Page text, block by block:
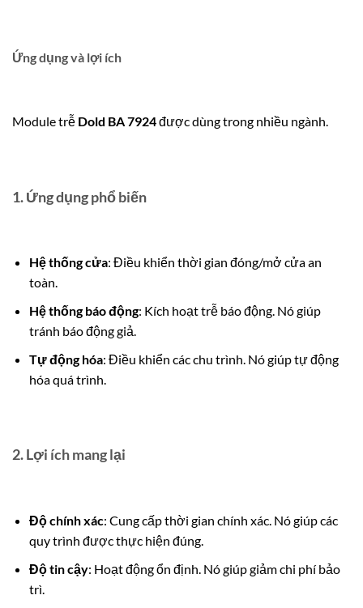
Ứng dụng và lợi ích
Module trễ Dold BA 7924được dùng trong nhiều ngành.
1. Ứng dụng phổ biến
Hệ thống cửa: Điều khiển thời gian đóng/mở cửa an
toàn.
Hệ thống báo động: Kích hoạt trễ báo động. Nó giúp
tránh báo động giả.
Tự động hóa: Điều khiển các chu trình. Nó giúp tự động
hóa quá trình.
2. Lợi ích mang lại
Độ chính xác: Cung cấp thời gian chính xác. Nó giúp các
quy trình được thực hiện đúng.
Độ tin cậy: Hoạt động ổn định. Nó giúp giảm chi phí bảo
trì.